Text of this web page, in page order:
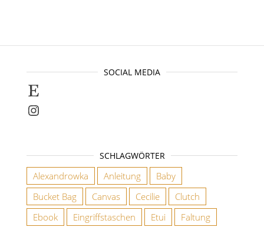
SOCIAL MEDIA
Selbstgenähte Unikate findet ihr bei
Instagram
SCHLAGWÖRTER
Alexandrowka Anleitung
Baby
Bucket Bag
Canvas Cecilie
Clutch
Ebook
Eingriffstaschen Etui
Faltung